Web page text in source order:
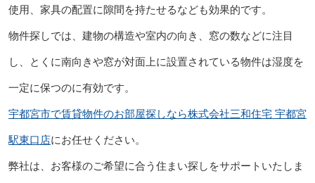
使用、家具の配置に隙間を持たせるなども効果的です。
物件探しでは、建物の構造や室内の向き、窓の数などに注目
し、とくに南向きや窓が対面上に設置されている物件は湿度を
一定に保つのに有効です。
宇都宮市で賃貸物件のお部屋探しなら株式会社三和住宅 宇都宮
駅東口店にお任せください。
弊社は、お客様のご希望に合う住まい探しをサポートいたしま